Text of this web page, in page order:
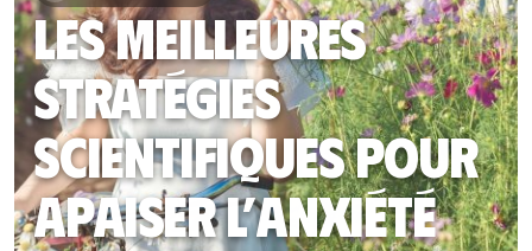
Les meilleures
stratégies
scientifiques pour
apaiser l’anxiété